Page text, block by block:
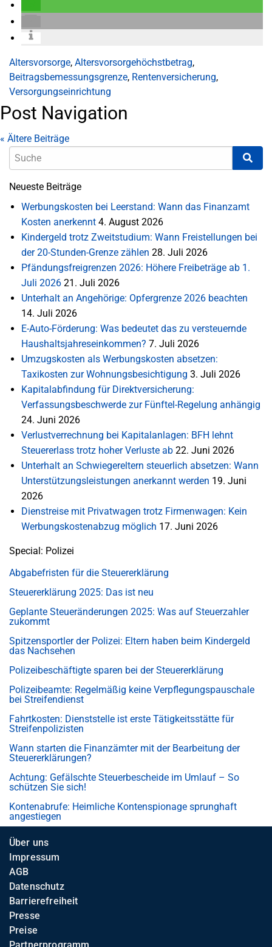
Altersvorsorge, Altersvorsorgehöchstbetrag,
Beitragsbemessungsgrenze, Rentenversicherung,
Versorgungseinrichtung
Post Navigation
« Ältere Beiträge
Neueste Beiträge
Werbungskosten bei Leerstand: Wann das Finanzamt
Kosten anerkennt 4. August 2026
Kindergeld trotz Zweitstudium: Wann Freistellungen bei
der 20-Stunden-Grenze zählen 28. Juli 2026
Pfändungsfreigrenzen 2026: Höhere Freibeträge ab 1.
Juli 2026 21. Juli 2026
Unterhalt an Angehörige: Opfergrenze 2026 beachten
14. Juli 2026
E-Auto-Förderung: Was bedeutet das zu versteuernde
Haushaltsjahreseinkommen? 7. Juli 2026
Umzugskosten als Werbungskosten absetzen:
Taxikosten zur Wohnungsbesichtigung 3. Juli 2026
Kapitalabfindung für Direktversicherung:
Verfassungsbeschwerde zur Fünftel-Regelung anhängig
24. Juni 2026
Verlustverrechnung bei Kapitalanlagen: BFH lehnt
Steuererlass trotz hoher Verluste ab 22. Juni 2026
Unterhalt an Schwiegereltern steuerlich absetzen: Wann
Unterstützungsleistungen anerkannt werden 19. Juni
2026
Dienstreise mit Privatwagen trotz Firmenwagen: Kein
Werbungskostenabzug möglich 17. Juni 2026
Special: Polizei
Abgabefristen für die Steuererklärung
Steuererklärung 2025: Das ist neu
Geplante Steueränderungen 2025: Was auf Steuerzahler
zukommt
Spitzensportler der Polizei: Eltern haben beim Kindergeld
das Nachsehen
Polizeibeschäftigte sparen bei der Steuererklärung
Polizeibeamte: Regelmäßig keine Verpflegungspauschale
bei Streifendienst
Fahrtkosten: Dienststelle ist erste Tätigkeitsstätte für
Streifenpolizisten
Wann starten die Finanzämter mit der Bearbeitung der
Steuererklärungen?
Achtung: Gefälschte Steuerbescheide im Umlauf – So
schützen Sie sich!
Kontenabrufe: Heimliche Kontenspionage sprunghaft
angestiegen
Über uns
Impressum
AGB
Datenschutz
Barrierefreiheit
Presse
Preise